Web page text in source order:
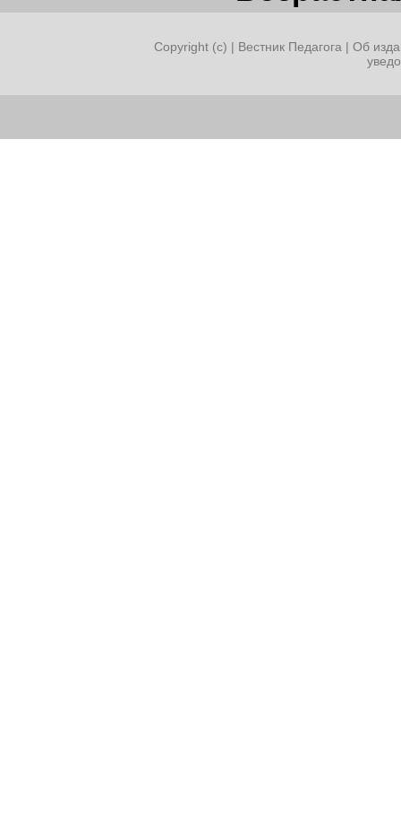
Copyright (c) | Вестник Педагога | Об